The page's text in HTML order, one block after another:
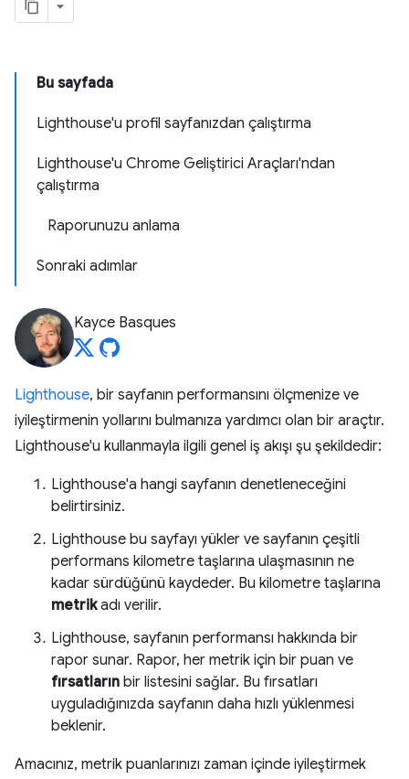
Bu sayfada
Lighthouse'u profil sayfanızdan çalıştırma
Lighthouse'u Chrome Geliştirici Araçları'ndan
çalıştırma
Raporunuzu anlama
Sonraki adımlar
Kayce Basques
Lighthouse, bir sayfanın performansını ölçmenize ve
iyileştirmenin yollarını bulmanıza yardımcı olan bir araçtır.
Lighthouse'u kullanmayla ilgili genel iş akışı şu şekildedir:
Lighthouse'a hangi sayfanın denetleneceğini
belirtirsiniz.
Lighthouse bu sayfayı yükler ve sayfanın çeşitli
performans kilometre taşlarına ulaşmasının ne
kadar sürdüğünü kaydeder. Bu kilometre taşlarına
metrikadı verilir.
Lighthouse, sayfanın performansı hakkında bir
rapor sunar. Rapor, her metrik için bir puan ve
fırsatların bir listesini sağlar. Bu fırsatları
uyguladığınızda sayfanın daha hızlı yüklenmesi
beklenir.
Amacınız, metrik puanlarınızı zaman içinde iyileştirmek